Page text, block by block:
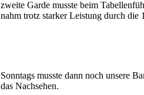
zweite Garde musste beim
nahm trotz starker Leistung durch
Sonntags musste dann noch unsere
das Nachsehen.